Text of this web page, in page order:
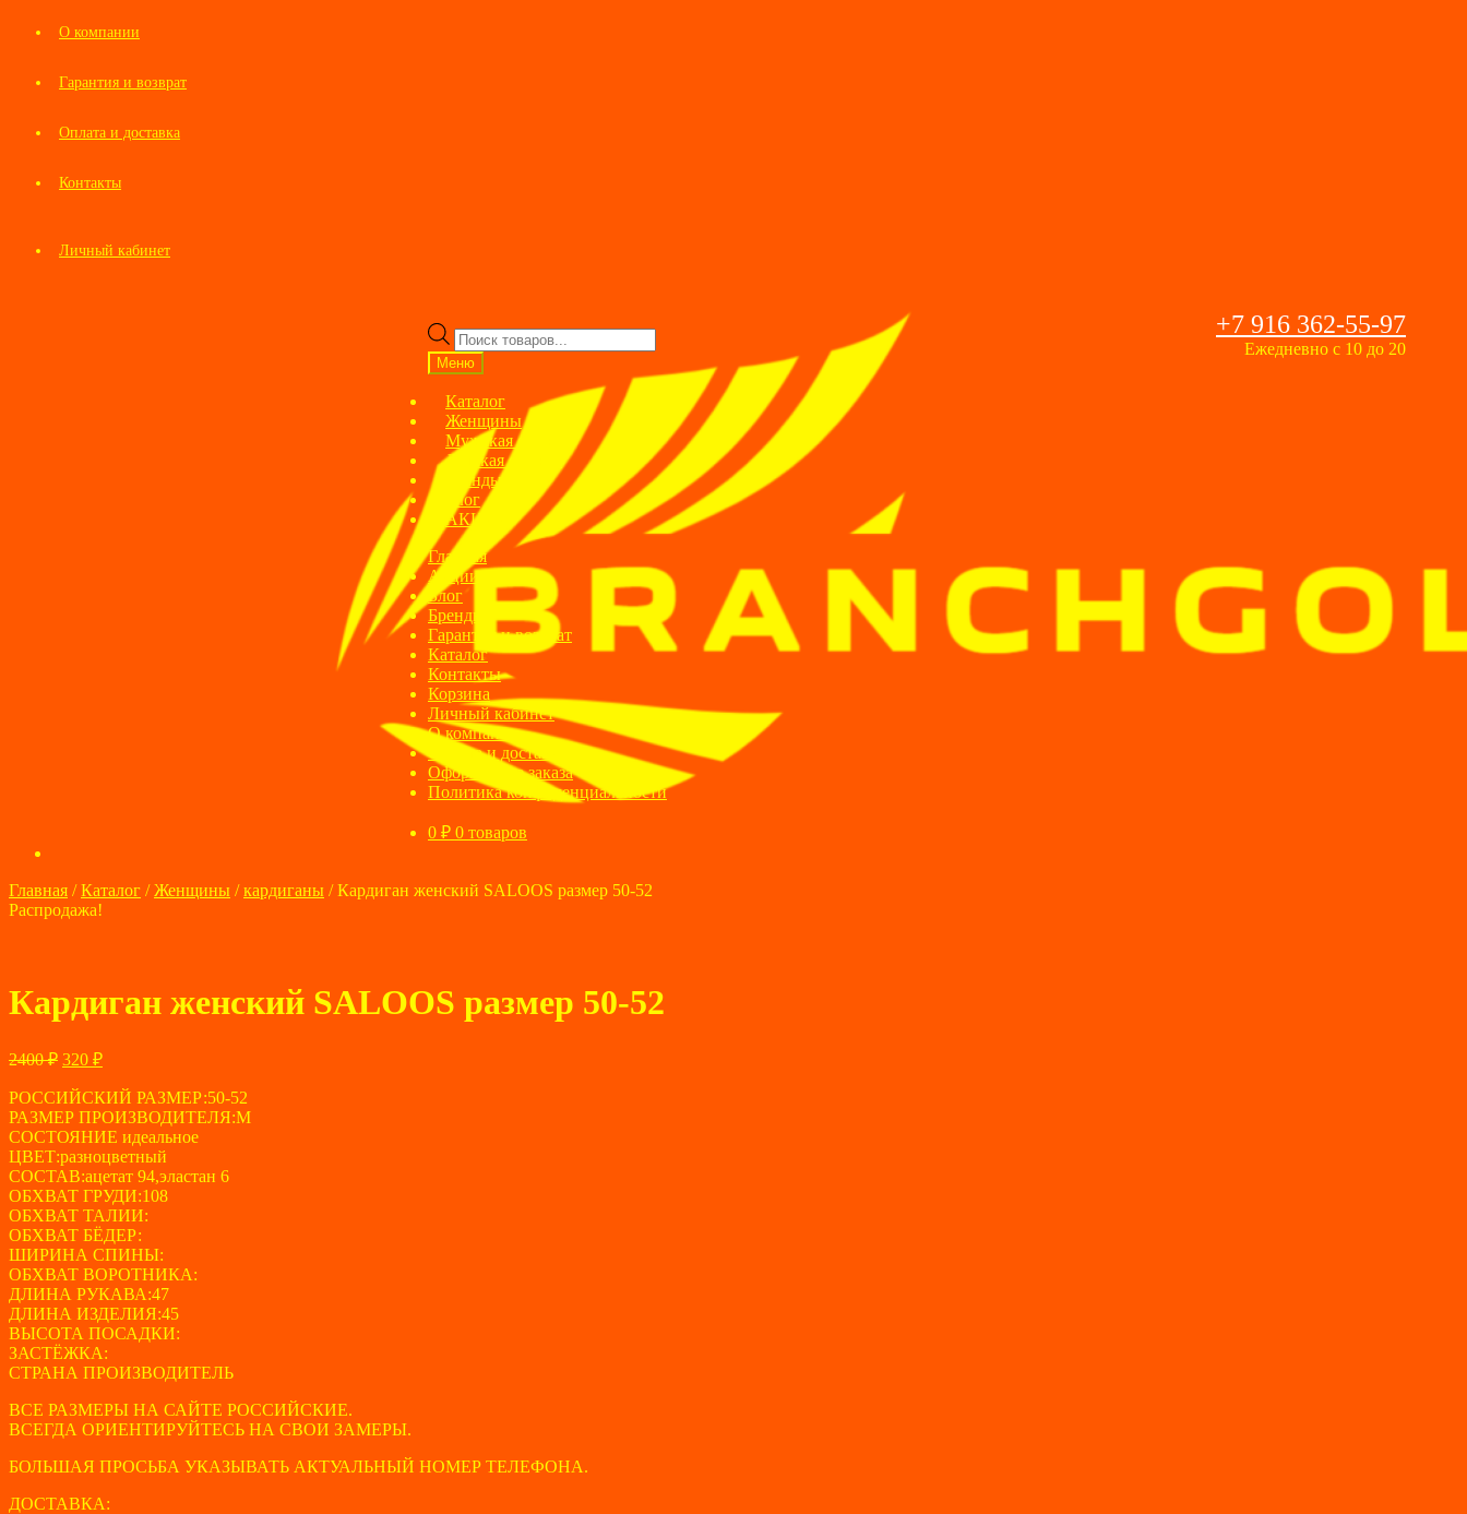
О компании
Гарантия и возврат
Оплата и доставка
Контакты
Личный кабинет
Поиск
товаров
+7 916 362-55-97
Ежедневно с 10 до 20
Меню
Каталог
Женщины
Мужская одежда
Детская одежда
Бренды
Блог
АКЦИИ
Главная
Акции
Блог
Бренды
Гарантия и возврат
Каталог
Контакты
Корзина
Личный кабинет
О компании
Оплата и доставка
Оформление заказа
Политика конфиденциальности
0 ₽ 0 товаров
Главная /Каталог /Женщины /кардиганы /Кардиган женский SALOOS размер 50-52
Распродажа!
Кардиган женский SALOOS размер 50-52
2400₽ Первоначальная
составляла
2400 ₽.
320 ₽Текущая
320 ₽.
РОССИЙСКИЙ РАЗМЕР:50-52
РАЗМЕР ПРОИЗВОДИТЕЛЯ:М
СОСТОЯНИЕ идеальное
ЦВЕТ:разноцветный
СОСТАВ:ацетат 94,эластан 6
ОБХВАТ ГРУДИ:108
ОБХВАТ ТАЛИИ:
ОБХВАТ БЁДЕР:
ШИРИНА СПИНЫ:
ОБХВАТ ВОРОТНИКА:
ДЛИНА РУКАВА:47
ДЛИНА ИЗДЕЛИЯ:45
ВЫСОТА ПОСАДКИ:
ЗАСТЁЖКА:
СТРАНА ПРОИЗВОДИТЕЛЬ
ВСЕ РАЗМЕРЫ НА САЙТЕ РОССИЙСКИЕ.
ВСЕГДА ОРИЕНТИРУЙТЕСЬ НА СВОИ ЗАМЕРЫ.
БОЛЬШАЯ ПРОСЬБА УКАЗЫВАТЬ АКТУАЛЬНЫЙ НОМЕР ТЕЛЕФОНА.
ДОСТАВКА: